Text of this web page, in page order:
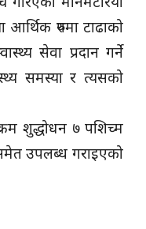
रुपमा टाढाको
सेवा प्रदान गर्ने
समस्या र त्यसको
शुद्धोधन ७ पशिच्म
उपलब्ध गराइएको